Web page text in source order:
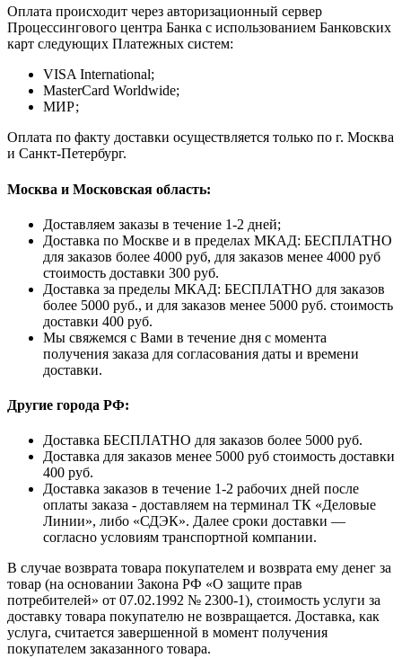
Оплата происходит через авторизационный сервер
Процессингового центра Банка с использованием Банковских
карт следующих Платежных систем:
VISA International;
MasterCard Worldwide;
МИР;
Оплата по факту доставки осуществляется только по г. Москва
и Санкт-Петербург.
Москва и Московская область:
Доставляем заказы в течение 1-2 дней;
Доставка по Москве и в пределах МКАД: БЕСПЛАТНО
для заказов более 4000 руб, для заказов менее 4000 руб
стоимость доставки 300 руб.
Доставка за пределы МКАД: БЕСПЛАТНО для заказов
более 5000 руб., и для заказов менее 5000 руб. стоимость
доставки 400 руб.
Мы свяжемся с Вами в течение дня с момента
получения заказа для согласования даты и времени
доставки.
Другие города РФ:
Доставка БЕСПЛАТНО для заказов более 5000 руб.
Доставка для заказов менее 5000 руб стоимость доставки
400 руб.
Доставка заказов в течение 1-2 рабочих дней после
оплаты заказа - доставляем на терминал ТК «Деловые
Линии», либо «СДЭК». Далее сроки доставки —
согласно условиям транспортной компании.
В случае возврата товара покупателем и возврата ему денег за
товар (на основании Закона РФ «О защите прав
потребителей» от 07.02.1992 № 2300-1), стоимость услуги за
доставку товара покупателю не возвращается. Доставка, как
услуга, считается завершенной в момент получения
покупателем заказанного товара.